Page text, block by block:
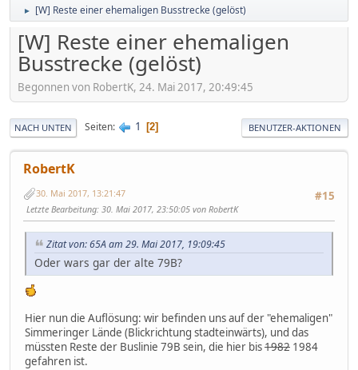
► [W] Reste einer ehemaligen Busstrecke (gelöst)
[W] Reste einer ehemaligen
Busstrecke (gelöst)
Begonnen von RobertK, 24. Mai 2017, 20:49:45
NACH UNTEN Seiten 1 2 BENUTZER-AKTIONEN
RobertK
#15
30. Mai 2017, 13:21:47
Letzte Bearbeitung: 30. Mai 2017, 23:50:05 von RobertK
Zitat von: 65A am 29. Mai 2017, 19:09:45
Oder wars gar der alte 79B?
Hier nun die Auflösung: wir befinden uns auf der "ehemaligen"
Simmeringer Lände (Blickrichtung stadteinwärts), und das
müssten Reste der Buslinie 79B sein, die hier bis1982 1984
gefahren ist.